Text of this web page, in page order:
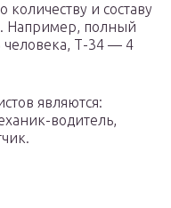
и составу
Например, полный
человека, Т-34 — 4
являются:
водитель,